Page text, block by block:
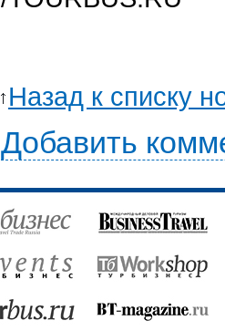
Назад к списку
Добавить